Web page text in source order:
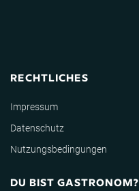
RECHTLICHES
Impressum
Datenschutz
Nutzungsbedingungen
DU BIST GASTRONOM?